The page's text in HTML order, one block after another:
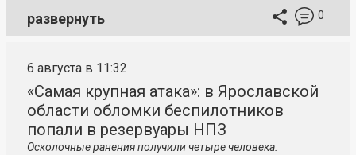
развернуть 0
6 августа в 11:32
«Самая крупная атака»: в Ярославской
области обломки беспилотников
попали в резервуары НПЗ
Осколочные ранения получили четыре человека.